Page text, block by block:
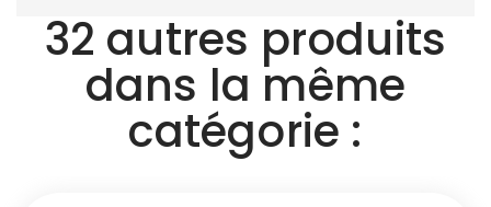
32 autres produits
dans la même
catégorie :